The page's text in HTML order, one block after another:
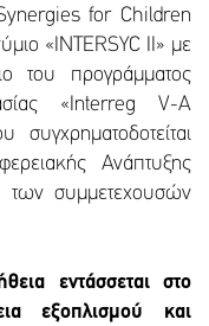
for Children
«INTERSYC II» με
του προγράμματος
«Interreg V-A
Ανάπτυξης
συμμετεχουσών
εντάσσεται στο
εξοπλισμού και